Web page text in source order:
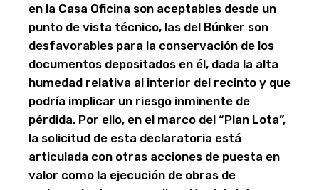
en la Casa Oficina son aceptables desde un
punto de vista técnico, las del Búnker son
desfavorables para la conservación de los
documentos depositados en él, dada la alta
humedad relativa al interior del recinto y que
podría implicar un riesgo inminente de
pérdida. Por ello, en el marco del “Plan Lota”,
la solicitud de esta declaratoria está
articulada con otras acciones de puesta en
valor como la ejecución de obras de